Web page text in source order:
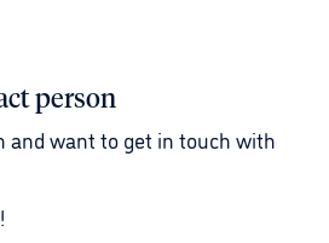
person
and want to get in touch with